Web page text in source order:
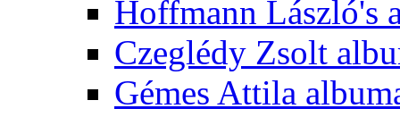
Hoffmann László's
Czeglédy Zsolt
Gémes Attila